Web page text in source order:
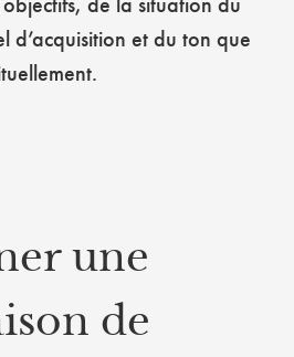
d’acquisition et du ton que
une
de